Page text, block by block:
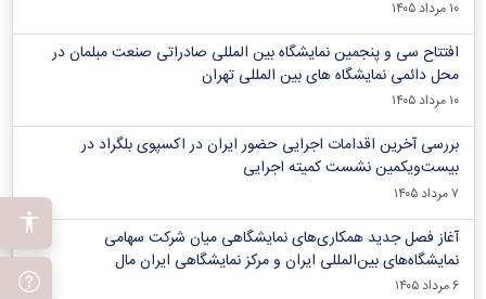
۱۰ مرداد ۱۴۰۵
افتتاح سی و پنجمین نمایشگاه بین المللی صادراتی صنعت مبلمان در
محل دائمی نمایشگاه های بین المللی تهران
۱۰ مرداد ۱۴۰۵
بررسی آخرین اقدامات اجرایی حضور ایران در اکسپوی بلگراد در
بیست‌ویکمین نشست کمیته اجرایی
۷ مرداد ۱۴۰۵
آغاز فصل جدید همکاری‌های نمایشگاهی میان شرکت سهامی
نمایشگاه‌های بین‌المللی ایران و مرکز نمایشگاهی ایران‌ مال
۶ مرداد ۱۴۰۵